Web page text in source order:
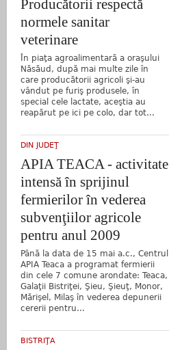
Producătorii respectă
normele sanitar
veterinare
În piaţa agroalimentară a oraşului
Năsăud, după mai multe zile în
care producătorii agricoli şi-au
vândut pe furiş produsele, în
special cele lactate, aceştia au
reapărut pe ici pe colo, dar tot...
DIN JUDEŢ
APIA TEACA - activitate
intensă în sprijinul
fermierilor în vederea
subvenţiilor agricole
pentru anul 2009
Până la data de 15 mai a.c., Centrul
APIA Teaca a programat fermierii
din cele 7 comune arondate: Teaca,
Galaţii Bistriţei, Şieu, Şieuţ, Monor,
Mărişel, Milaş în vederea depunerii
cererii pentru...
BISTRIŢA